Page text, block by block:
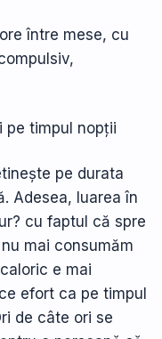
între mese, cu
pe timpul nopții
pe durata
Adesea, luarea în
cu faptul că spre
mai consumăm
e mai
efort ca pe timpul
de câte ori se